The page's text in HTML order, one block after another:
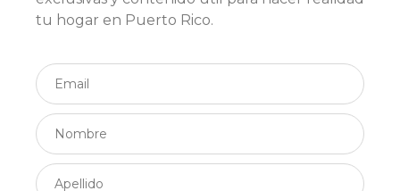
tu hogar en Puerto Rico.